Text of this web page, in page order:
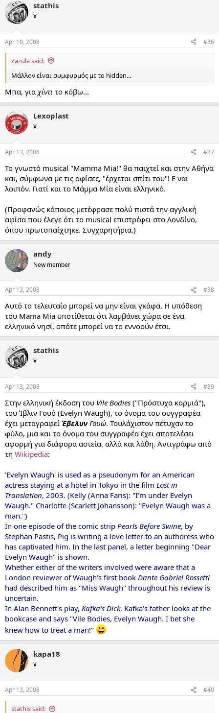
stathis
¥
Apr 10, 2008 #36
Zazula said:
Μάλλον είναι συμφυρμός με το hidden...
Μπα, για χίντι το κόβω...
Lexoplast
¥
Apr 13, 2008 #37
To γνωστό musical "Mamma Mia!" θα παιχτεί και στην Αθήνα
και, σύμφωνα με τις αφίσες, "έρχεται σπίτι του"! Ε ναι
λοιπόν. Γιατί και το Μάμμα Μία είναι ελληνικό.
(Προφανώς κάποιος μετέφρασε πολύ πιστά την αγγλική
αφίσα που έλεγε ότι το musical επιστρέφει στο Λονδίνο,
όπου πρωτοπαίχτηκε. Συγχαρητήρια.)
andy
New member
Apr 13, 2008 #38
Αυτό το τελευταίο μπορεί να μην είναι γκάφα. Η υπόθεση
του Mama Mia υποτίθεται ότι λαμβάνει χώρα σε ένα
ελληνικό νησί, οπότε μπορεί να το εννοούν έτσι.
stathis
¥
Apr 13, 2008 #39
Στην ελληνική έκδοση του Vile Bodies ("Πρόστυχα κορμιά"),
του Ίβλιν Γουό (Evelyn Waugh), το όνομα του συγγραφέα
έχει μεταγραφεί ΈβελυνΓουώ. Τουλάχιστον πέτυχαν το
φύλο, μια και το όνομα του συγγραφέα έχει αποτελέσει
αφορμή για διάφορα αστεία, αλλά και λάθη. Αντιγράφω από
τη Wikipedia:
'Evelyn Waugh' is used as a pseudonym for an American
actress staying at a hotel in Tokyo in the film Lost in
Translation, 2003. (Kelly (Anna Faris): "I'm under Evelyn
Waugh." Charlotte (Scarlett Johansson): "Evelyn Waugh was a
man.")
In one episode of the comic strip Pearls Before Swine, by
Stephan Pastis, Pig is writing a love letter to an authoress who
has captivated him. In the last panel, a letter beginning "Dear
Evelyn Waugh" is shown.
Whether either of the writers involved were aware that a
London reviewer of Waugh's first book Dante Gabriel Rossetti
had described him as "Miss Waugh" throughout his review is
uncertain.
In Alan Bennett's play, Kafka's Dick, Kafka's father looks at the
bookcase and says "Vile Bodies, Evelyn Waugh. I bet she
knew how to treat a man!"
kapa18
¥
Apr 13, 2008 #40
stathis said: